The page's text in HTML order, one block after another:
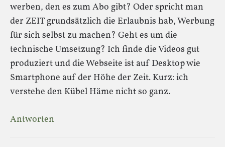
werben, den es zum Abo gibt? Oder spricht man
der ZEIT grundsätzlich die Erlaubnis hab, Werbung
für sich selbst zu machen? Geht es um die
technische Umsetzung? Ich finde die Videos gut
produziert und die Webseite ist auf Desktop wie
Smartphone auf der Höhe der Zeit. Kurz: ich
verstehe den Kübel Häme nicht so ganz.
Antworten